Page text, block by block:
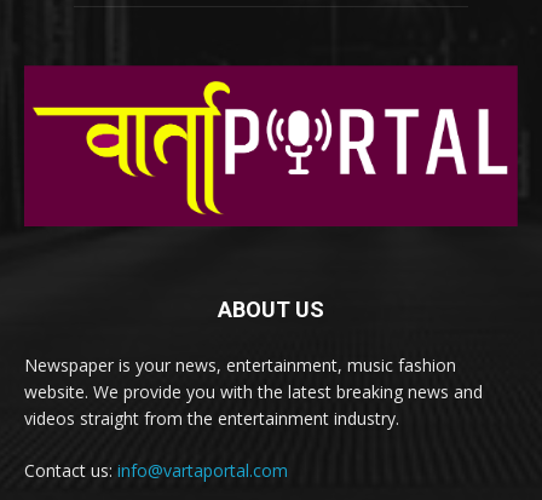
ABOUT US
Newspaper is your news, entertainment, music fashion
website. We provide you with the latest breaking news and
videos straight from the entertainment industry.
Contact us: info@vartaportal.com